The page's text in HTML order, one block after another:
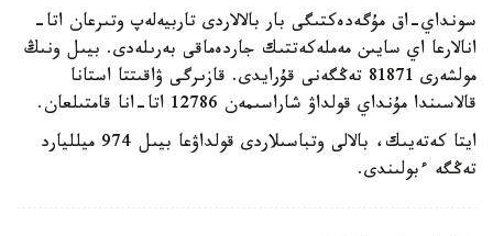
سونداي-اق مۇگەدەكتىگى بار بالالاردى تاربيەلەپ وتىرعان اتا-
انالارعا اي سايىن مەملەكەتتىك جاردەماقى بەرىلەدى. بيىل ونىڭ
مولشەرى 81871 تەڭگەنى قۇرايدى. قازىرگى ۋاقىتتا استانا
قالاسىندا مۇنداي قولداۋ شاراسىمەن 12786 اتا-انا قامتىلعان.
ايتا كەتەيىك، بالالى وتباسىلاردى قولداۋعا بيىل 974 ميلليارد
تەڭگە ءبولىندى.